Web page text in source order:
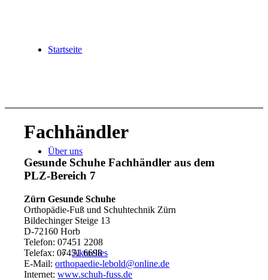
Startseite
Über uns
Aktuelles
Fachhändler
Gesunde Schuhe Fachhändler aus dem
PLZ-Bereich 7
Zürn Gesunde Schuhe
Orthopädie-Fuß und Schuhtechnik Zürn
Bildechinger Steige 13
D-72160 Horb
Telefon: 07451 2208
Telefax: 07451 6698
E-Mail:orthopaedie-lebold@online.de
Internet:www.schuh-fuss.de